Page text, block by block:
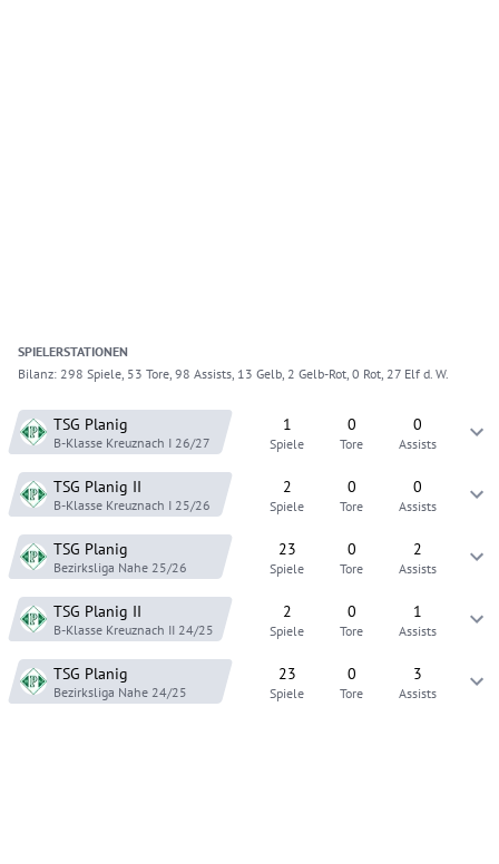
SPIELERSTATIONEN
Bilanz: 298 Spiele, 53 Tore, 98 Assists, 13 Gelb, 2 Gelb-Rot, 0 Rot, 27 Elf d. W.
TSG Planig
B-Klasse Kreuznach I 26/27
1
Spiele
0
Tore
0
Assists
TSG Planig II
B-Klasse Kreuznach I 25/26
2
Spiele
0
Tore
0
Assists
TSG Planig
Bezirksliga Nahe 25/26
23
Spiele
0
Tore
2
Assists
TSG Planig II
B-Klasse Kreuznach II 24/25
2
Spiele
0
Tore
1
Assists
TSG Planig
Bezirksliga Nahe 24/25
23
Spiele
0
Tore
3
Assists